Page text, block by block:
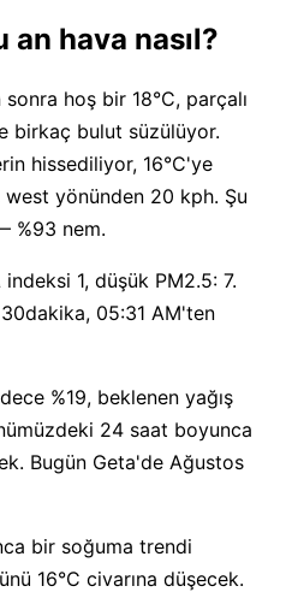
an hava nasıl?
hoş bir 18°C, parçalı
birkaç bulut süzülüyor.
hissediliyor, 16°C'ye
yönünden 20 kph. Şu
%93 nem.
1, düşük PM2.5: 7.
30dakika, 05:31 AM'ten
%19, beklenen yağış
24 saat boyunca
Bugün Geta'de Ağustos
bir soğuma trendi
16°C civarına düşecek.